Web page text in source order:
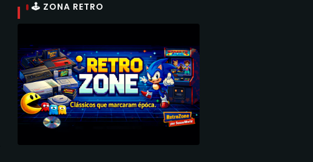
🕹 ZONA RETRO